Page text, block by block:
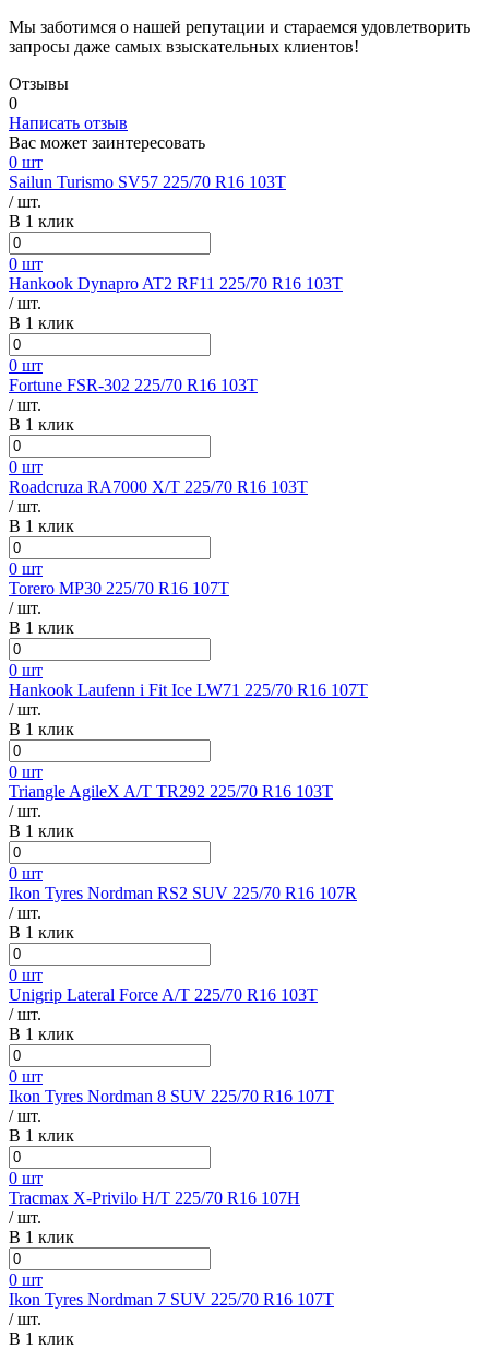
Мы заботимся о нашей репутации и стараемся удовлетворить
запросы даже самых взыскательных клиентов!
Отзывы
0
Написать отзыв
Вас может заинтересовать
0 шт
Sailun Turismo SV57 225/70 R16 103T
/ шт.
В 1 клик
0 шт
Hankook Dynapro AT2 RF11 225/70 R16 103T
/ шт.
В 1 клик
0 шт
Fortune FSR-302 225/70 R16 103T
/ шт.
В 1 клик
0 шт
Roadcruza RA7000 X/T 225/70 R16 103T
/ шт.
В 1 клик
0 шт
Torero MP30 225/70 R16 107T
/ шт.
В 1 клик
0 шт
Hankook Laufenn i Fit Ice LW71 225/70 R16 107T
/ шт.
В 1 клик
0 шт
Triangle AgileX A/T TR292 225/70 R16 103T
/ шт.
В 1 клик
0 шт
Ikon Tyres Nordman RS2 SUV 225/70 R16 107R
/ шт.
В 1 клик
0 шт
Unigrip Lateral Force A/T 225/70 R16 103T
/ шт.
В 1 клик
0 шт
Ikon Tyres Nordman 8 SUV 225/70 R16 107T
/ шт.
В 1 клик
0 шт
Tracmax X-Privilo H/T 225/70 R16 107H
/ шт.
В 1 клик
0 шт
Ikon Tyres Nordman 7 SUV 225/70 R16 107T
/ шт.
В 1 клик